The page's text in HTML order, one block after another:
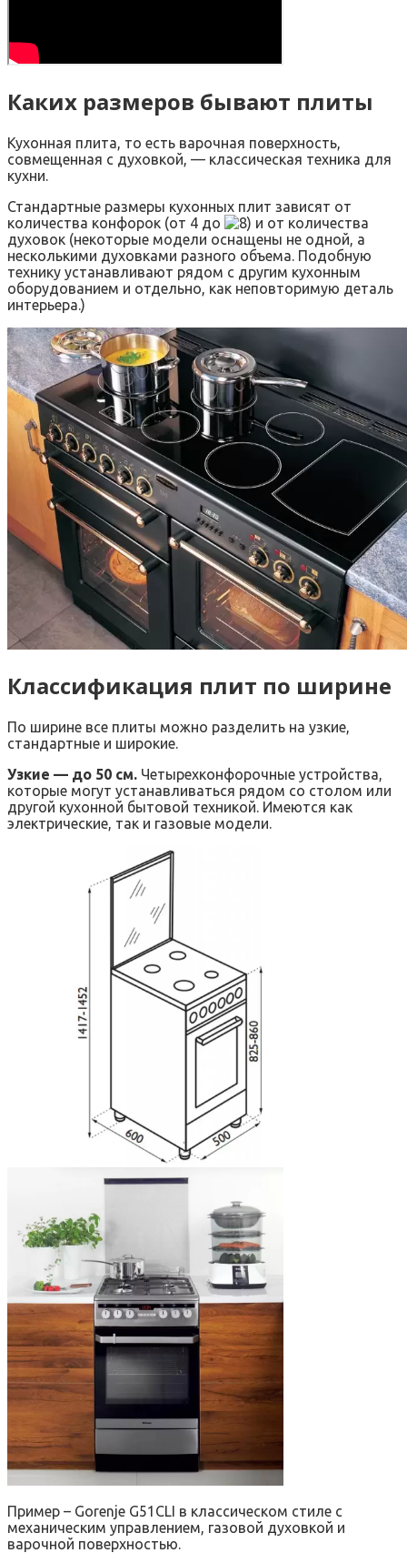
Каких размеров бывают плиты
Кухонная плита, то есть варочная поверхность,
совмещенная с духовкой, — классическая техника для
кухни.
Стандартные размеры кухонных плит зависят от
количества конфорок (от 4 до
и от количества
духовок (некоторые модели оснащены не одной, а
несколькими духовками разного объема. Подобную
технику устанавливают рядом с другим кухонным
оборудованием и отдельно, как неповторимую деталь
интерьера.)
Классификация плит по ширине
По ширине все плиты можно разделить на узкие,
стандартные и широкие.
Узкие — до 50 см. Четырехконфорочные устройства,
которые могут устанавливаться рядом со столом или
другой кухонной бытовой техникой. Имеются как
электрические, так и газовые модели.
Пример – Gorenje G51CLI в классическом стиле с
механическим управлением, газовой духовкой и
варочной поверхностью.